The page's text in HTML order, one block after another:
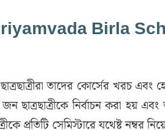
Birla
তাদের কোর্সের খরচ এবং
জন ছাত্রছাত্রীকে নির্বাচন করা হয়
প্রতিটি সেমিস্টারে যথেষ্ট নম্বর